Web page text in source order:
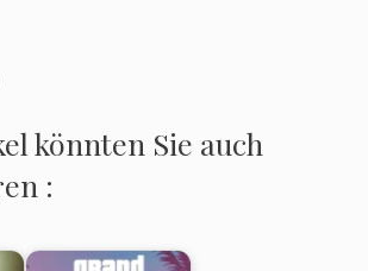
könnten Sie auch
: